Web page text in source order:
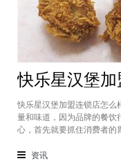
快乐星汉堡加盟连锁店怎么
量和味道，因为品牌的餐饮
心，首先就要抓住消费者的
错，下面就为大家仔细分析
资讯